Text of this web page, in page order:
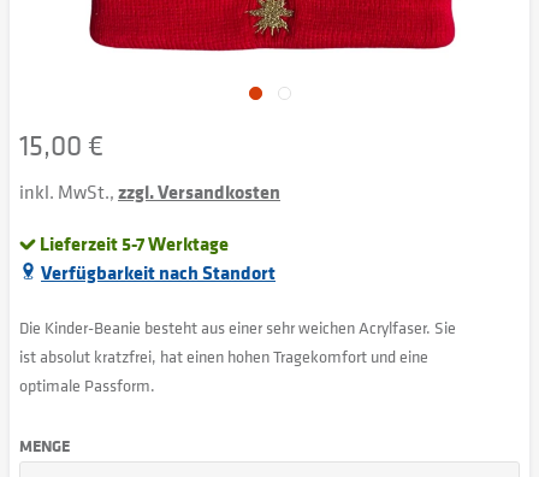
15,00 €
inkl. MwSt.,zzgl. Versandkosten
Lieferzeit 5-7 Werktage
Verfügbarkeit nach Standort
Die Kinder-Beanie besteht aus einer sehr weichen Acrylfaser. Sie
ist absolut kratzfrei, hat einen hohen Tragekomfort und eine
optimale Passform.
MENGE